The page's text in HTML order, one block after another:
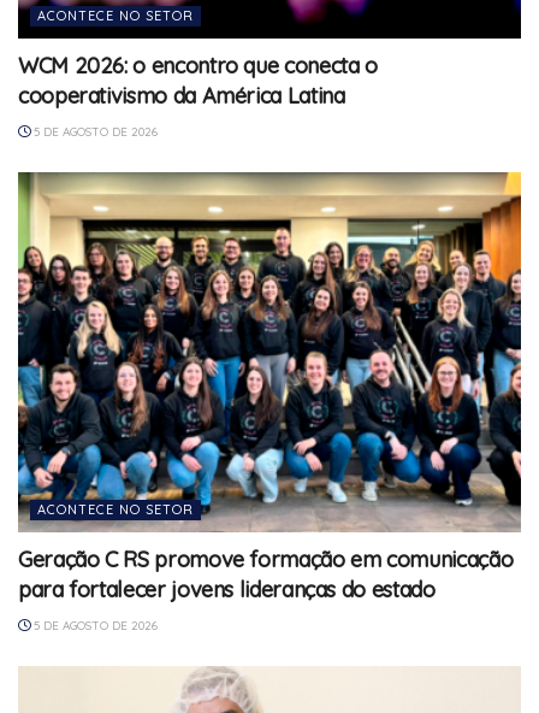
ACONTECE NO SETOR
WCM 2026: o encontro que conecta o
cooperativismo da América Latina
5 DE AGOSTO DE 2026
ACONTECE NO SETOR
Geração C RS promove formação em comunicação
para fortalecer jovens lideranças do estado
5 DE AGOSTO DE 2026